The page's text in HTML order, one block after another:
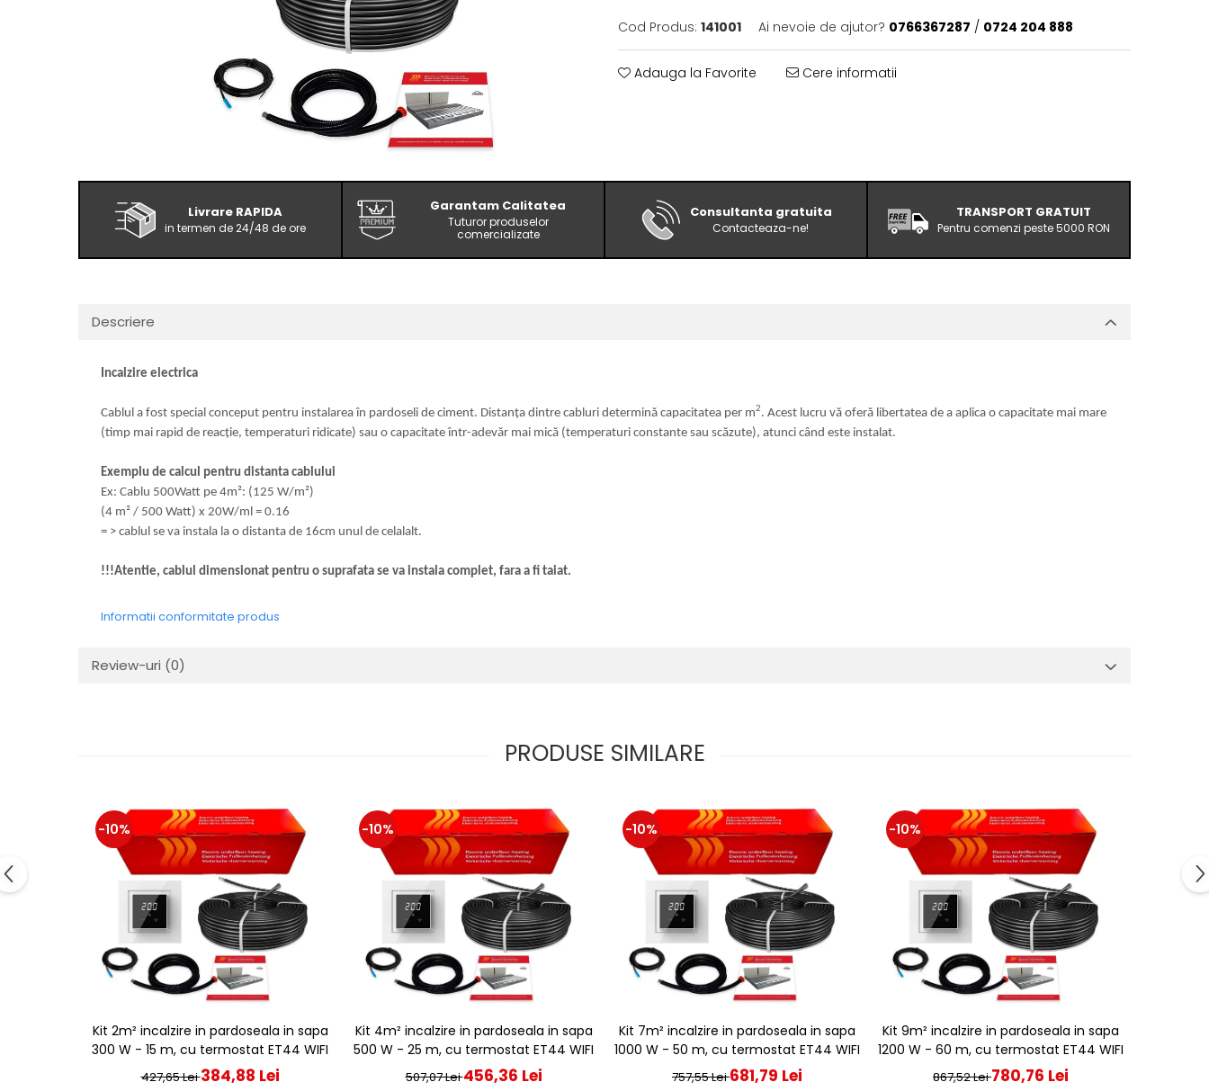
Cod Produs: 141001 Ai nevoie de ajutor? 0766367287 / 0724 204 888
Adauga la Favorite Cere informatii
Livrare RAPIDA
in termen de 24/48 de ore
Garantam Calitatea
Tuturor produselor
comercializate
Consultanta gratuita
Contacteaza-ne!
TRANSPORT GRATUIT
Pentru comenzi peste 5000 RON
Descriere
Incalzire electrica
Cablul a fost special conceput pentru instalarea în pardoseli de ciment. Distanța dintre cabluri determină capacitatea per m2. Acest lucru vă oferă libertatea de a aplica o capacitate mai mare
(timp mai rapid de reacție, temperaturi ridicate) sau o capacitate într-adevăr mai mică (temperaturi constante sau scăzute), atunci când este instalat.
Exemplu de calcul pentru distanta cablului
Ex: Cablu 500Watt pe 4m²: (125 W/m²)
(4 m² / 500 Watt) x 20W/ml = 0.16
= > cablul se va instala la o distanta de 16cm unul de celalalt.
!!!Atentie, cablul dimensionat pentru o suprafata se va instala complet, fara a fi taiat.
Informatii conformitate produs
Review-uri (0)
PRODUSE SIMILARE
-10%
Kit 2m² incalzire in pardoseala in sapa
300 W - 15 m, cu termostat ET44 WIFI
427,65 Lei384,88 Lei
-10%
Kit 4m² incalzire in pardoseala in sapa
500 W - 25 m, cu termostat ET44 WIFI
507,07 Lei456,36 Lei
-10%
Kit 7m² incalzire in pardoseala in sapa
1000 W - 50 m, cu termostat ET44 WIFI
757,55 Lei681,79 Lei
-10%
Kit 9m² incalzire in pardoseala in sapa
1200 W - 60 m, cu termostat ET44 WIFI
867,52 Lei780,76 Lei